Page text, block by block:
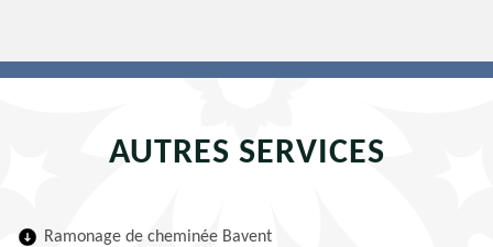
AUTRES SERVICES
Ramonage de cheminée Bavent